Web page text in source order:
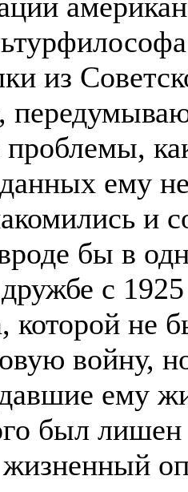
из
проблемы,
ему
и
бы в
с
которой
войну,
ему
был